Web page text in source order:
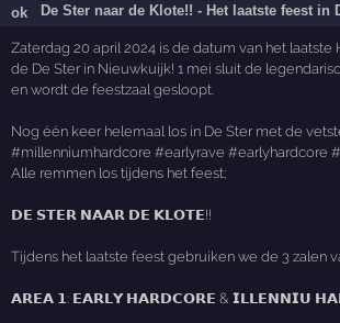
De Ster naar de Klote!! - Het laatste feest in
Zaterdag 20 april 2024 is de datum van het laatste
de De Ster in Nieuwkuijk! 1 mei sluit de
en wordt de feestzaal gesloopt.
Nog één keer helemaal los in De Ster met de
#millenniumhardcore #earlyrave #earlyhardcore
Alle remmen los tijdens het feest;
𝗗𝗘 𝗦𝗧𝗘𝗥 𝗡𝗔𝗔𝗥 𝗗𝗘 𝗞𝗟𝗢𝗧𝗘!!
Tijdens het laatste feest gebruiken we de 3 zalen
𝗔𝗥𝗘𝗔 𝟭: 𝗘𝗔𝗥𝗟𝗬 𝗛𝗔𝗥𝗗𝗖𝗢𝗥𝗘 & 𝗜𝗟𝗟𝗘𝗡𝗡𝗜𝗨